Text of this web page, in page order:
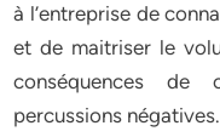
à l’entreprise de
et de maitriser le
conséquences
percussions négatives.